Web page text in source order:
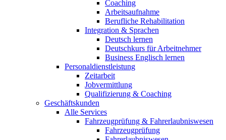
Coaching
Arbeitsaufnahme
Berufliche Rehabilitation
Integration & Sprachen
Deutsch lernen
Deutschkurs für Arbeitnehmer
Business Englisch lernen
Personaldienstleistung
Zeitarbeit
Jobvermittlung
Qualifizierung & Coaching
Geschäftskunden
Alle Services
Fahrzeugprüfung & Fahrerlaubniswesen
Fahrzeugprüfung